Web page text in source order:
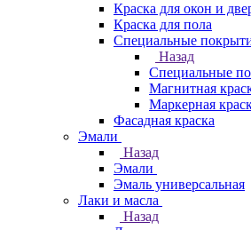
Краска для окон и
Краска для пола
Специальные
Назад
Специальные
Магнитная
Маркерная
Фасадная краска
Эмали
Назад
Эмали
Эмаль универсальная
Лаки и масла
Назад